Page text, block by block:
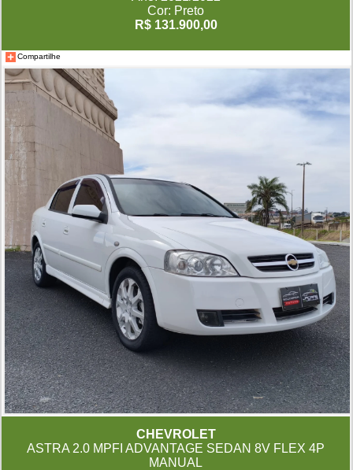
Cor: Preto
R$ 131.900,00
Compartilhe
CHEVROLET
ASTRA 2.0 MPFI ADVANTAGE SEDAN 8V FLEX 4P
MANUAL